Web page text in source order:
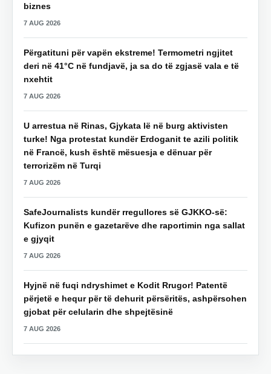
biznes
7 AUG 2026
Përgatituni për vapën ekstreme! Termometri ngjitet
deri në 41°C në fundjavë, ja sa do të zgjasë vala e të
nxehtit
7 AUG 2026
U arrestua në Rinas, Gjykata lë në burg aktivisten
turke! Nga protestat kundër Erdoganit te azili politik
në Francë, kush është mësuesja e dënuar për
terrorizëm në Turqi
7 AUG 2026
SafeJournalists kundër rregullores së GJKKO-së:
Kufizon punën e gazetarëve dhe raportimin nga sallat
e gjyqit
7 AUG 2026
Hyjnë në fuqi ndryshimet e Kodit Rrugor! Patentë
përjetë e hequr për të dehurit përsëritës, ashpërsohen
gjobat për celularin dhe shpejtësinë
7 AUG 2026